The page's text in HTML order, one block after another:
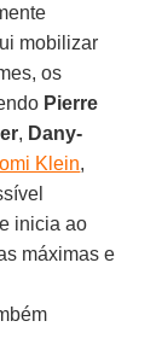
mobilizar
os
Pierre
, Dany-
Klein,
inicia ao
máximas e